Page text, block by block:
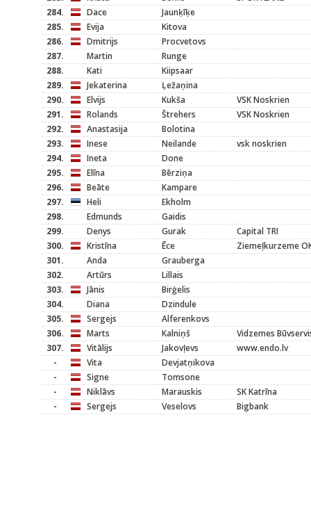
284.
Dace
Jaunķīķe
285.
Evija
Kitova
286.
Dmitrijs
Procvetovs
287.
Martin
Runge
288.
Kati
Kiipsaar
289.
Jekaterina
Ļežaņina
290.
Elvijs Kukša
VSK Noskrien
291.
Rolands Štrehers
VSK Noskrien
292.
Anastasija
Bolotina
293.
Inese Neilande
vsk noskrien
294.
Ineta
Done
295.
Elīna
Bērziņa
296.
Beāte
Kampare
297.
Heli
Ekholm
298.
Edmunds
Gaidis
299.
Denys Gurak
Capital TRI
300.
Kristīna Ēce
Ziemeļkurzeme
301.
Anda
Grauberga
302.
Artūrs
Lillais
303.
Jānis
Birģelis
304.
Diana
Dzindule
305.
Sergejs
Alferenkovs
306.
Marts Kalniņš
Vidzemes
307.
Vitālijs Jakovļevs
www.endo.lv
-
Vita
Devjatņikova
-
Signe
Tomsone
-
Niklāvs Marauskis
SK Katrīna
-
Sergejs Veselovs Bigbank